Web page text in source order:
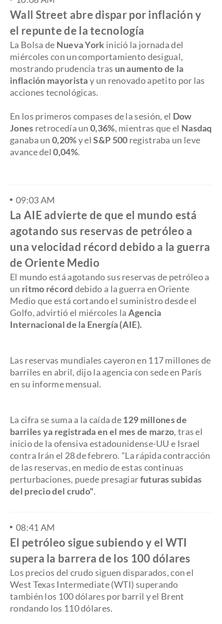
Wall Street abre dispar por inflación y
el repunte de la tecnología
La Bolsa de Nueva York inició la jornada del
miércoles con un comportamiento desigual,
mostrando prudencia tras un aumento de la
inflación mayoristay un renovado apetito por las
acciones tecnológicas.
En los primeros compases de la sesión, el Dow
Jones retrocedía un 0,36%, mientras que el Nasdaq
ganaba un0,20%y elS&P 500 registraba un leve
avance del 0,04%.
09:03 AM
La AIE advierte de que el mundo está
agotando sus reservas de petróleo a
una velocidad récord debido a la guerra
de Oriente Medio
El mundo está agotando sus reservas de petróleo a
un ritmo récord debido a la guerra en Oriente
Medio que está cortando el suministro desde el
Golfo, advirtió el miércoles la Agencia
Internacional de la Energía (AIE).
Las reservas mundiales cayeron en 117 millones de
barriles en abril, dijo la agencia con sede en París
en su informe mensual.
La cifra se suma a la caída de129 millones de
barriles ya registrada en el mes de marzo, tras el
inicio de la ofensiva estadounidense-UU e Israel
contra Irán el 28 de febrero. "La rápida contracción
de las reservas, en medio de estas continuas
perturbaciones, puede presagiarfuturas subidas
del precio del crudo".
08:41 AM
El petróleo sigue subiendo y el WTI
supera la barrera de los 100 dólares
Los precios del crudo siguen disparados, con el
West Texas Intermediate (WTI) superando
también los 100 dólares por barril y el Brent
rondando los 110 dólares.